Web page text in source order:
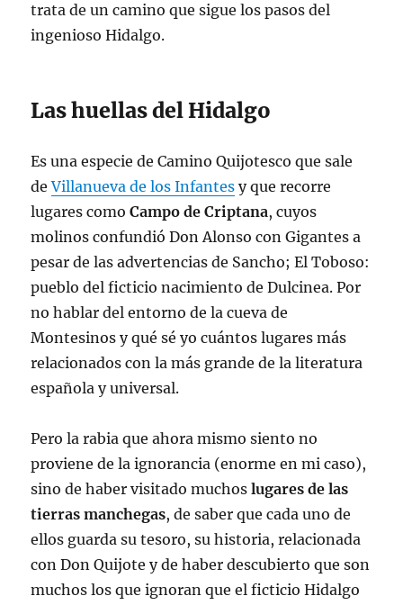
trata de un camino que sigue los pasos del
ingenioso Hidalgo.
Las huellas del Hidalgo
Es una especie de Camino Quijotesco que sale
deVillanueva de los Infantes y que recorre
lugares comoCampo de Criptana, cuyos
molinos confundió Don Alonso con Gigantes a
pesar de las advertencias de Sancho; El Toboso:
pueblo del ficticio nacimiento de Dulcinea. Por
no hablar del entorno de la cueva de
Montesinos y qué sé yo cuántos lugares más
relacionados con la más grande de la literatura
española y universal.
Pero la rabia que ahora mismo siento no
proviene de la ignorancia (enorme en mi caso),
sino de haber visitado muchoslugares de las
tierras manchegas, de saber que cada uno de
ellos guarda su tesoro, su historia, relacionada
con Don Quijote y de haber descubierto que son
muchos los que ignoran que el ficticio Hidalgo